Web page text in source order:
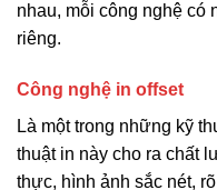
nhau, mỗi công nghệ
riêng.
Công nghệ in offset
Là một trong những kỹ
thuật in này cho ra chất
thực, hình ảnh sắc nét,